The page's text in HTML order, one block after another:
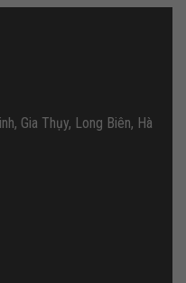
Gia Thụy, Long Biên, Hà